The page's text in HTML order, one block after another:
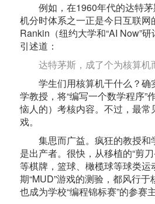
例如，在1960年代的达特
机分时体系之一正是今日互联网
Rankin（纽约大学和“AI Now”
引述道：
达特茅斯，成了个为核算
学生们用核算机干什么？确
学教授，将“编写一个数学程序”
恼人的）考核内容。不过，最常
戏。
集思而广益。疯狂的教授和
是出产者。很快，从移植的“剪
等棋牌，篮球、橄榄球等球类运
期“MUD”游戏的测验，都风行
也成为学校“编程锦标赛”的参赛主